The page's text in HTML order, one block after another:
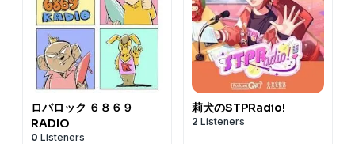
ロバロック ６８６９
RADIO
0 Listeners
莉犬のSTPRadio!
2 Listeners